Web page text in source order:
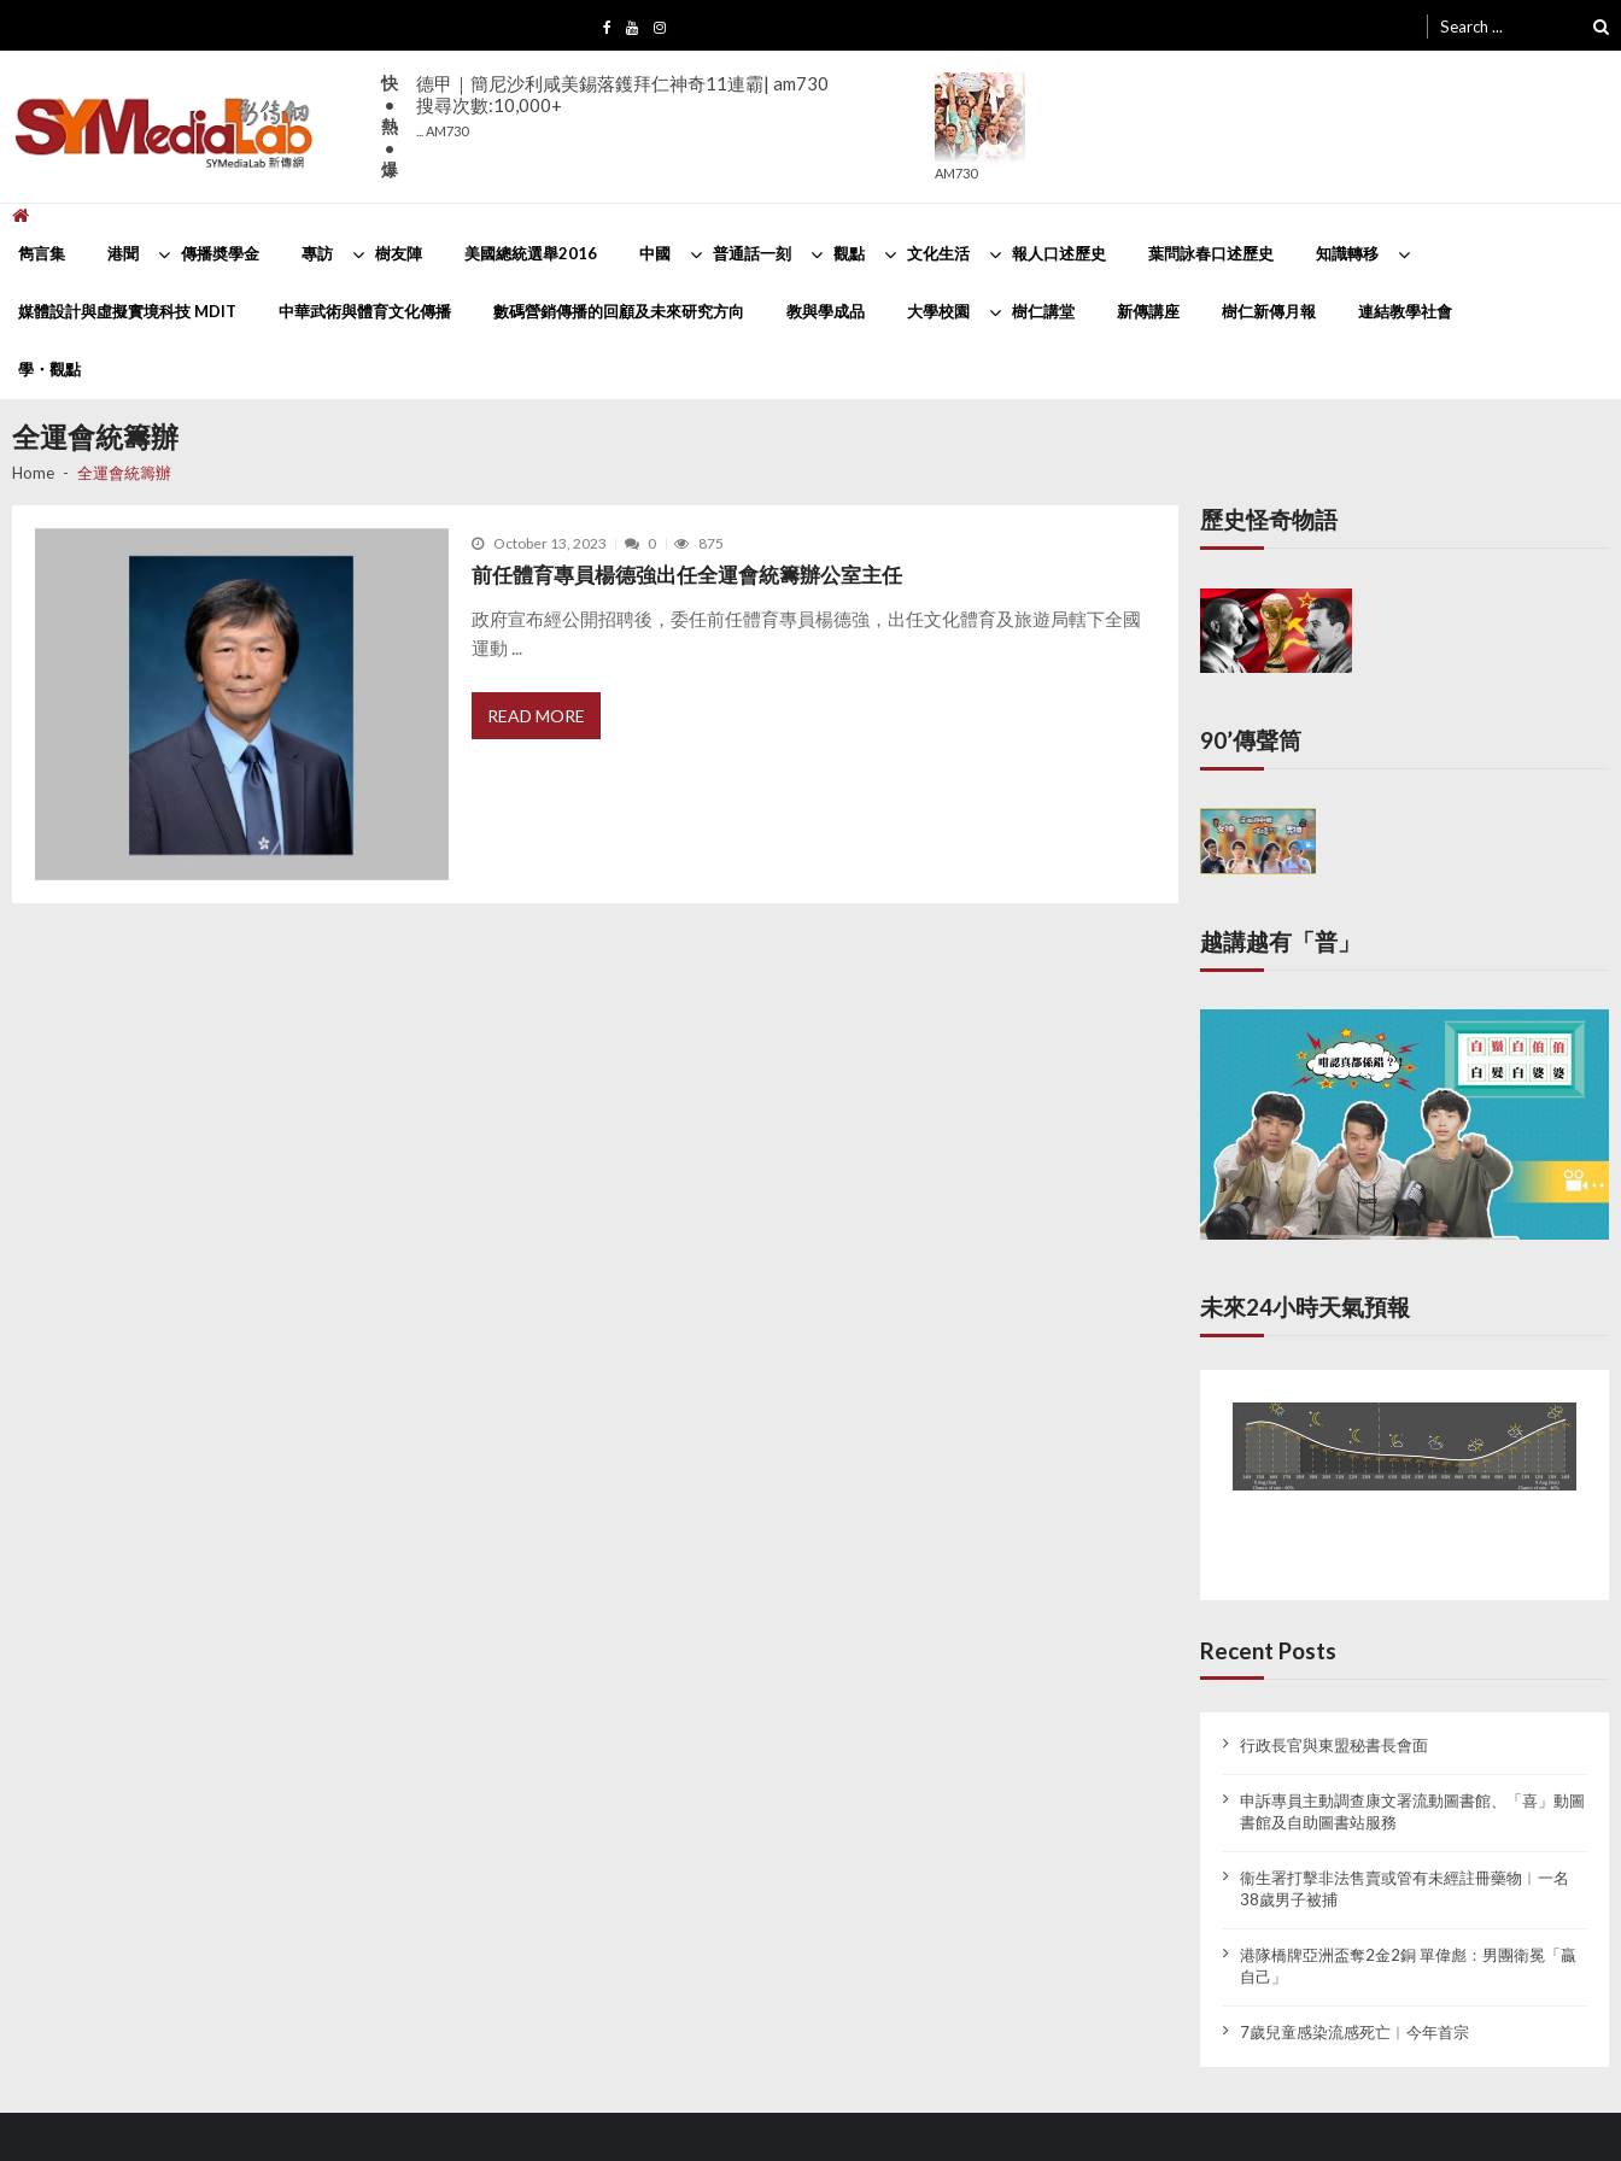
navigation
content
for:
快
•
熱
•
爆
德甲｜簡尼沙利咸美錫落鑊拜仁神奇11連霸| am730
搜尋次數:10,000+
... AM730
AM730
雋言集 港聞 傳播奬學金 專訪 樹友陣 美國總統選舉2016 中國 普通話一刻 觀點 文化生活 報人口述歷史 葉問詠春口述歷史 知識轉移
媒體設計與虛擬實境科技 MDIT 中華武術與體育文化傳播 數碼營銷傳播的回顧及未來研究方向 教與學成品 大學校園 樹仁講堂 新傳講座 樹仁新傳月報 連結教學社會
學・觀點
全運會統籌辦
Home 全運會統籌辦
October 13, 2023 0 875
前任體育專員楊德強出任全運會統籌辦公室主任
政府宣布經公開招聘後，委任前任體育專員楊德強，出任文化體育及旅遊局轄下全國
運動 ...
READ MORE
歷史怪奇物語
90’傳聲筒
越講越有「普」
未來24小時天氣預報
Recent Posts
行政長官與東盟秘書長會面
申訴專員主動調查康文署流動圖書館、「喜」動圖
書館及自助圖書站服務
衞生署打擊非法售賣或管有未經註冊藥物︱一名
38歲男子被捕
港隊橋牌亞洲盃奪2金2銅 單偉彪：男團衛冕「贏
自己」
7歲兒童感染流感死亡︱今年首宗